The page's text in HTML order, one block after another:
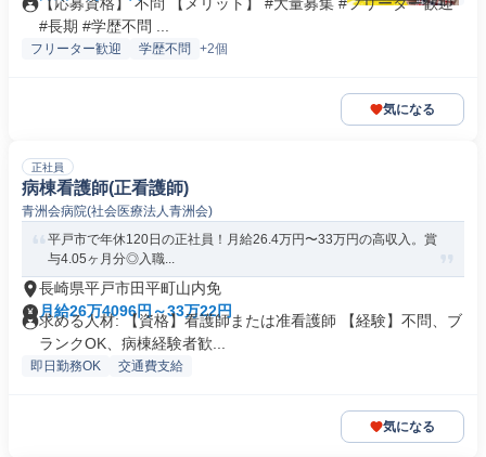
#長期 #学歴不問 ...
フリーター歓迎 学歴不問 +2個
気になる
正社員
病棟看護師(正看護師)
青洲会病院(社会医療法人青洲会)
平戸市で年休120日の正社員！月給26.4万円〜33万円の高収入。賞
与4.05ヶ月分◎入職...
長崎県平戸市田平町山内免
月給26万4096円～33万22円
求める人材: 【資格】看護師または准看護師 【経験】不問、ブ
ランクOK、病棟経験者歓...
即日勤務OK 交通費支給
気になる